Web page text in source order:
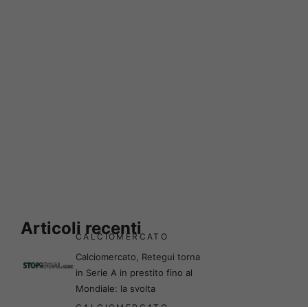
Articoli recenti
CALCIOMERCATO
Calciomercato, Retegui torna
in Serie A in prestito fino al
Mondiale: la svolta